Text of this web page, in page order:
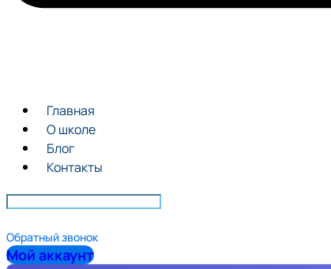
Главная
О школе
Блог
Контакты
Обратный звонок
Мой аккаунт